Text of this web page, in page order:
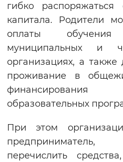
Воспроизвести
Вернуть
гибко распоряжаться
капитала. Родители
оплаты обучения
муниципальных и
организациях, а
проживание в
образовательных
При этом
предприниматель,
перечислить